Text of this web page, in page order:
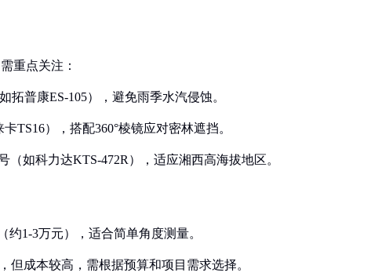
重点关注：
拓普康ES-105），避免雨季水汽侵蚀。
TS16），搭配360°棱镜应对密林遮挡。
如科力达KTS-472R），适应湘西高海拔地区。
约1-3万元），适合简单角度测量。
但成本较高，需根据预算和项目需求选择。